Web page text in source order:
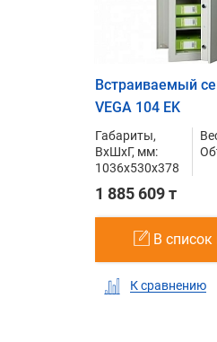
Встраиваемый
VEGA 104 EK
Габариты,
ВxШxГ, мм:
1036x530x378
1 885 609 т
В список
К сравнению